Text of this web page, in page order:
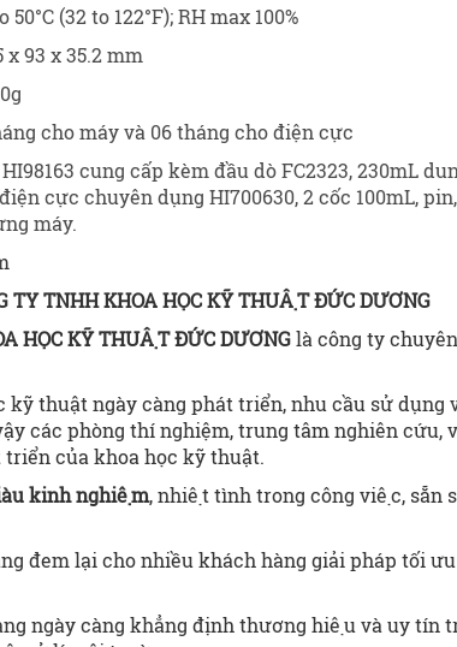
(32 to 122°F); RH max 100%
93 x 35.2 mm
cho máy và 06 tháng cho điện cực
cung cấp kèm đầu dò FC2323, 230mL
cực chuyên dụng HI700630, 2 cốc 100mL,
máy.
TY TNHH KHOA HỌC KỸ THUẬT ĐỨC DƯƠNG
HỌC KỸ THUẬTĐỨC DƯƠNGlà công ty
thuật ngày càng phát triển, nhu cầu sử dụng
các phòng thí nghiệm, trung tâm nghiên cứu,
của khoa học kỹ thuật.
kinh nghiệm, nhiệt tình trong công việc, sẵn
đem lại cho nhiều khách hàng giải pháp tối
ngày càng khẳng định thương hiệu và uy tín